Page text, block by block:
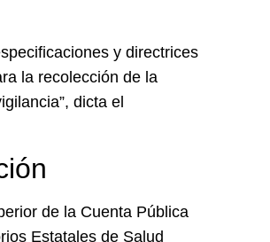
y directrices
la recolección de la
dicta el
de la Cuenta Pública
Estatales de Salud